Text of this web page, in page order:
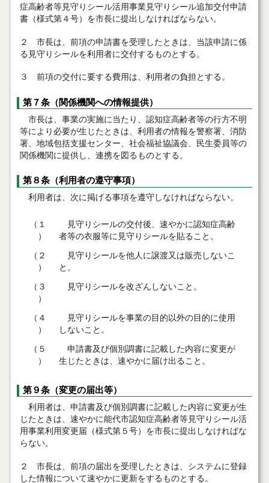
症高齢者等見守りシール活用事業見守りシール追加交付申請
書（様式第４号）を市長に提出しなければならない。
２ 市長は、前項の申請書を受理したときは、当該申請に係
る見守りシールを利用者に交付するものとする。
３ 前項の交付に要する費用は、利用者の負担とする。
第７条（関係機関への情報提供）
市長は、事業の実施に当たり、認知症高齢者等の行方不明
等により必要が生じたときは、利用者の情報を警察署、消防
署、地域包括支援センター、社会福祉協議会、民生委員等の
関係機関に提供し、連携を図るものとする。
第８条（利用者の遵守事項）
利用者は、次に掲げる事項を遵守しなければならない。
（１
）
見守りシールの交付後、速やかに認知症高齢
者等の衣服等に見守りシールを貼ること。
（２
）
見守りシールを他人に譲渡又は販売しないこ
と。
（３
）
見守りシールを改ざんしないこと。
（４
）
見守りシールを事業の目的以外の目的に使用
しないこと。
（５
）
申請書及び個別調書に記載した内容に変更が
生じたときは、速やかに届け出ること。
第９条（変更の届出等）
利用者は、申請書及び個別調書に記載した内容に変更が生
じたときは、速やかに能代市認知症高齢者等見守りシール活
用事業利用変更届（様式第５号）を市長に提出しなければな
らない。
２ 市長は、前項の届出を受理したときは、システムに登録
した情報について速やかに更新をするものとする。